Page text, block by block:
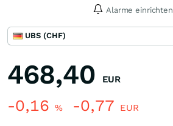
Alarme einrichten
UBS (CHF)
468,40 EUR
-0,16 % -0,77 EUR